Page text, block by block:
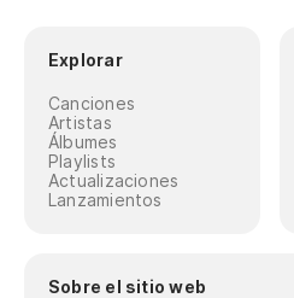
Explorar
Canciones
Artistas
Álbumes
Playlists
Actualizaciones
Lanzamientos
Sobre el sitio web